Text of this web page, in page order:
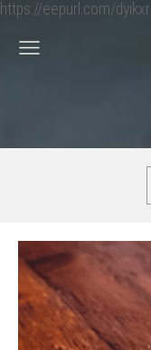
https://eepurl.com/dyikxr